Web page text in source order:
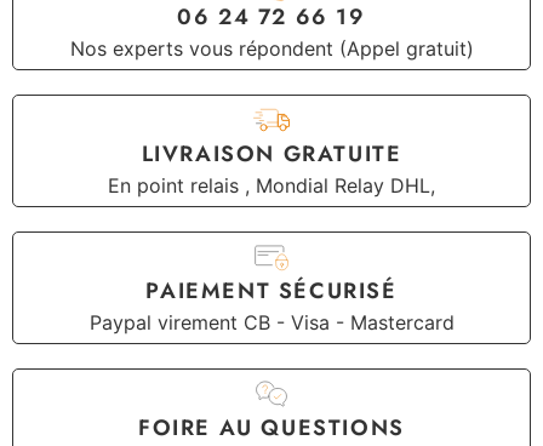
06 24 72 66 19
Nos experts vous répondent (Appel gratuit)
LIVRAISON GRATUITE
En point relais , Mondial Relay DHL,
PAIEMENT SÉCURISÉ
Paypal virement CB - Visa - Mastercard
FOIRE AU QUESTIONS